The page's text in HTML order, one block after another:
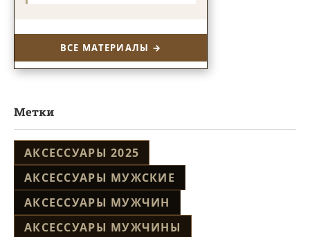
ВСЕ МАТЕРИАЛЫ →
Метки
АКСЕССУАРЫ 2025
АКСЕССУАРЫ МУЖСКИЕ
АКСЕССУАРЫ МУЖЧИН
АКСЕССУАРЫ МУЖЧИНЫ